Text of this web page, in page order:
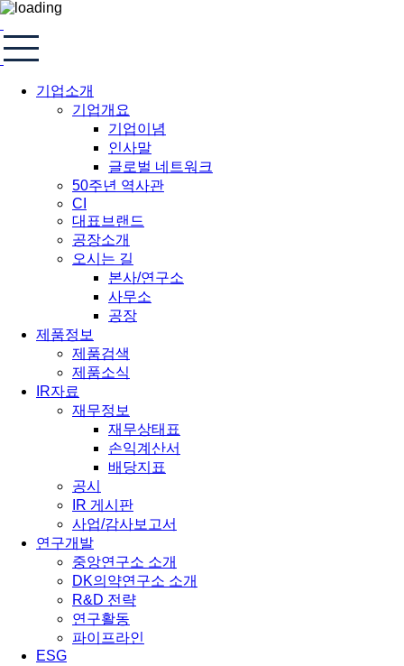
기업소개
기업개요
기업이념
인사말
글로벌 네트워크
50주년 역사관
CI
대표브랜드
공장소개
오시는 길
본사/연구소
사무소
공장
제품정보
제품검색
제품소식
IR자료
재무정보
재무상태표
손익계산서
배당지표
공시
IR 게시판
사업/감사보고서
연구개발
중앙연구소 소개
DK의약연구소 소개
R&D 전략
연구활동
파이프라인
ESG